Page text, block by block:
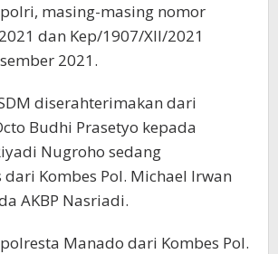
masing-masing nomor
dan Kep/1907/XII/2021
2021.
diserahterimakan dari
Budhi Prasetyo kepada
Nugroho sedang
Kombes Pol. Michael Irwan
AKBP Nasriadi.
Manado dari Kombes Pol.